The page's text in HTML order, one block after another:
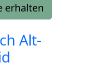
erhalten
Alt-